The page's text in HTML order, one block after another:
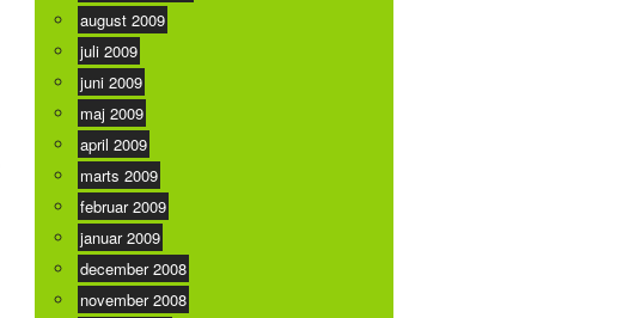
august 2009
juli 2009
juni 2009
maj 2009
april 2009
marts 2009
februar 2009
januar 2009
december 2008
november 2008